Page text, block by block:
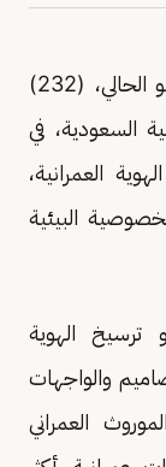
، في شهر يونيو الحالي، (232)
السعودية، في
العمرانية،
البيئية
ترسيخ الهوية
والواجهات
العمراني